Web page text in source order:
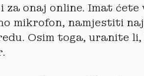
onaj online. Imat
mikrofon, namjestiti
Osim toga, uranite